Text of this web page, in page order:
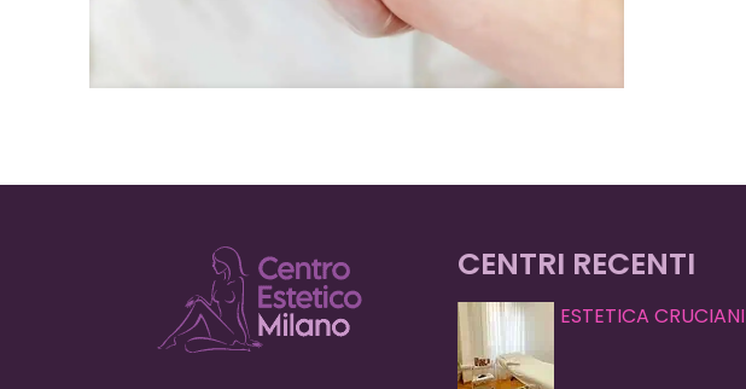
CENTRI RECENTI
ESTETICA CRUCIANI